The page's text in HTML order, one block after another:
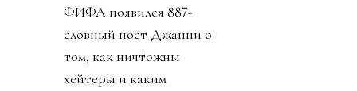
ФИФА появился 887-
словный пост Джанни о
том, как ничтожны
хейтеры и каким